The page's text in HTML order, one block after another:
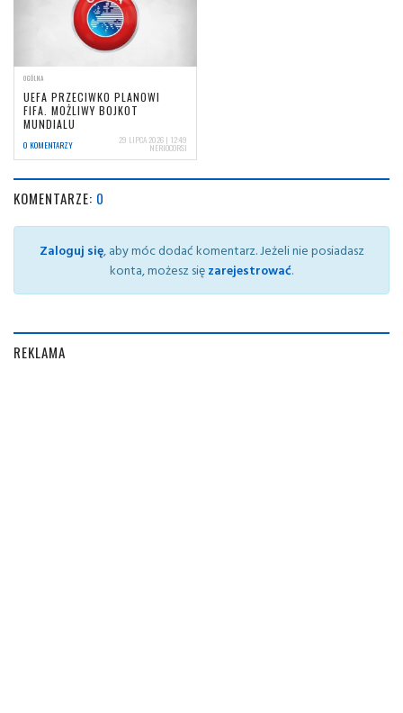
OGÓLNA
UEFA PRZECIWKO PLANOWI
FIFA. MOŻLIWY BOJKOT
MUNDIALU
0 KOMENTARZY 29 LIPCA 2026 | 12:49
NERIOCORSI
KOMENTARZE: 0
Zaloguj się, aby móc dodać komentarz. Jeżeli nie posiadasz
konta, możesz sięzarejestrować.
REKLAMA